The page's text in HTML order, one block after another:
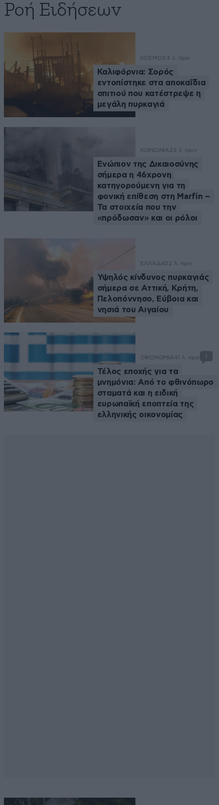
Ροή Ειδήσεων
ΚΟΣΜΟΣ4 λ. πριν
Καλιφόρνια: Σορός
εντοπίστηκε στα αποκαΐδια
σπιτιού που κατέστρεψε η
μεγάλη πυρκαγιά
ΚΟΙΝΩΝΙΑ 22 λ. πριν
Ενώπιον της Δικαιοσύνης
σήμερα η 46χρονη
κατηγορούμενη για τη
φονική επίθεση στη Marfin –
Τα στοιχεία που την
«πρόδωσαν» και οι ρόλοι
ΕΛΛΑΔΑ32 λ. πριν
Υψηλός κίνδυνος πυρκαγιάς
σήμερα σε Αττική, Κρήτη,
Πελοπόννησο, Εύβοια και
νησιά του Αιγαίου
ΟΙΚΟΝΟΜΙΑ41 λ. πριν 1
Τέλος εποχής για τα
μνημόνια: Από το φθινόπωρο
σταματά και η ειδική
ευρωπαϊκή εποπτεία της
ελληνικής οικονομίας